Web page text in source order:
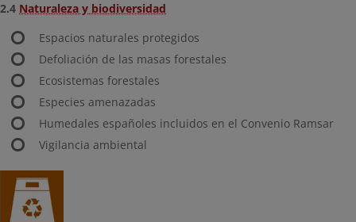
2.4 Naturaleza y biodiversidad
Espacios naturales protegidos
Defoliación de las masas forestales
Ecosistemas forestales
Especies amenazadas
Humedales españoles incluidos en el Convenio Ramsar
Vigilancia ambiental